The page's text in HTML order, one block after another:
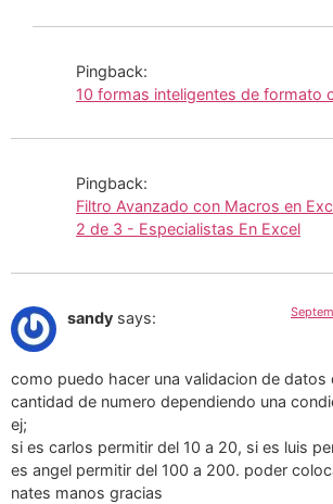
Pingback:
10 formas inteligentes de formato
Pingback:
Filtro Avanzado con Macros en
2 de 3 - Especialistas En Excel
sandy says:
como puedo hacer una validacion de datos
cantidad de numero dependiendo una
ej;
si es carlos permitir del 10 a 20, si es luis
es angel permitir del 100 a 200. poder
nates manos gracias